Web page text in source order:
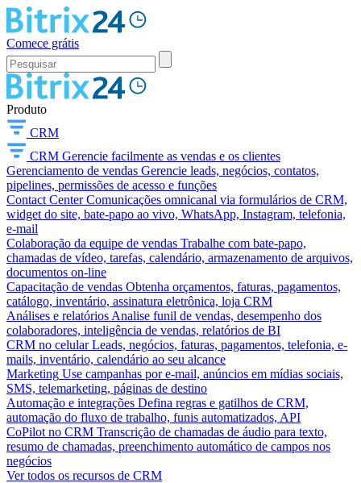
Comece grátis
Produto
CRM
CRM Gerencie facilmente as vendas e os clientes
Gerenciamento de vendas Gerencie leads, negócios, contatos,
pipelines, permissões de acesso e funções
Contact Center Comunicações omnicanal via formulários de CRM,
widget do site, bate-papo ao vivo, WhatsApp, Instagram, telefonia,
e-mail
Colaboração da equipe de vendas Trabalhe com bate-papo,
chamadas de vídeo, tarefas, calendário, armazenamento de arquivos,
documentos on-line
Capacitação de vendas Obtenha orçamentos, faturas, pagamentos,
catálogo, inventário, assinatura eletrônica, loja CRM
Análises e relatórios Analise funil de vendas, desempenho dos
colaboradores, inteligência de vendas, relatórios de BI
CRM no celular Leads, negócios, faturas, pagamentos, telefonia, e-
mails, inventário, calendário ao seu alcance
Marketing Use campanhas por e-mail, anúncios em mídias sociais,
SMS, telemarketing, páginas de destino
Automação e integrações Defina regras e gatilhos de CRM,
automação do fluxo de trabalho, funis automatizados, API
CoPilot no CRM Transcrição de chamadas de áudio para texto,
resumo de chamadas, preenchimento automático de campos nos
negócios
Ver todos os recursos de CRM